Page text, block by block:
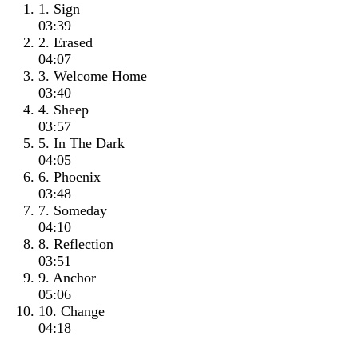
1. Sign
03:39
2. Erased
04:07
3. Welcome Home
03:40
4. Sheep
03:57
5. In The Dark
04:05
6. Phoenix
03:48
7. Someday
04:10
8. Reflection
03:51
9. Anchor
05:06
10. Change
04:18